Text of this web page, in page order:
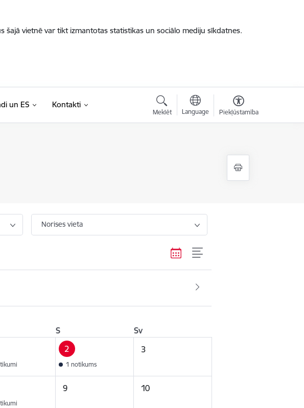
vietnē var tikt izmantotas statistikas un sociālo mediju sīkdatnes.
un ES Kontakti
Meklēt Language Piekļūstamība
Norises vieta
S
Sv
2
1 notikums
3
9 10